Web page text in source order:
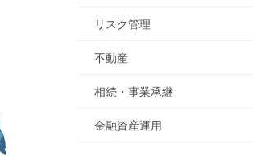
リスク管理
不動産
相続・事業承継
金融資産運用